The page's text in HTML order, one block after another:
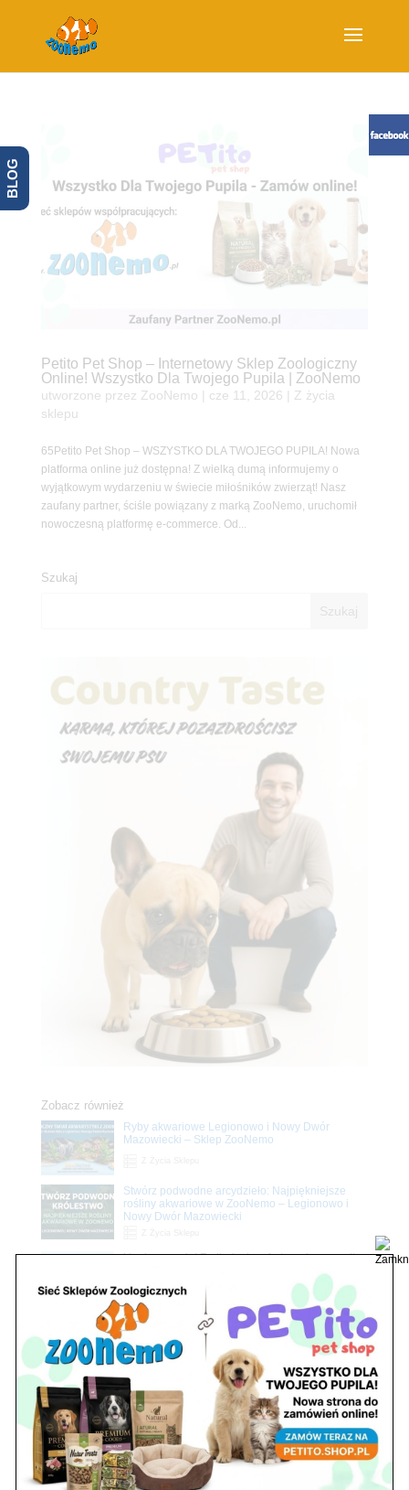
Petito Pet Shop – Internetowy Sklep Zoologiczny
Online! Wszystko Dla Twojego Pupila | ZooNemo
utworzone przez ZooNemo cze 11, 2026
Z życia
sklepu
65Petito Pet Shop – WSZYSTKO DLA TWOJEGO PUPILA! Nowa
platforma online już dostępna! Z wielką dumą informujemy o
wyjątkowym wydarzeniu w świecie miłośników zwierząt! Nasz
zaufany partner, ściśle powiązany z marką ZooNemo, uruchomił
nowoczesną platformę e-commerce. Od...
Szukaj
Zobacz również
Ryby akwariowe Legionowo i Nowy Dwór
Mazowiecki – Sklep ZooNemo
Stwórz podwodne arcydzieło: Najpiękniejsze
rośliny akwariowe w ZooNemo – Legionowo i
Nowy Dwór Mazowiecki
Promocje
Upały wracają! Zadbaj o komfort swojego pupila
Z Życia Sklepu
Niedziela handlowa w Zoonemo – Informacja o
godzinach otwarcia
Znajdź nas
Adres
05-120 Legionowo
ul. Piłsudskiego 31,
BLOG